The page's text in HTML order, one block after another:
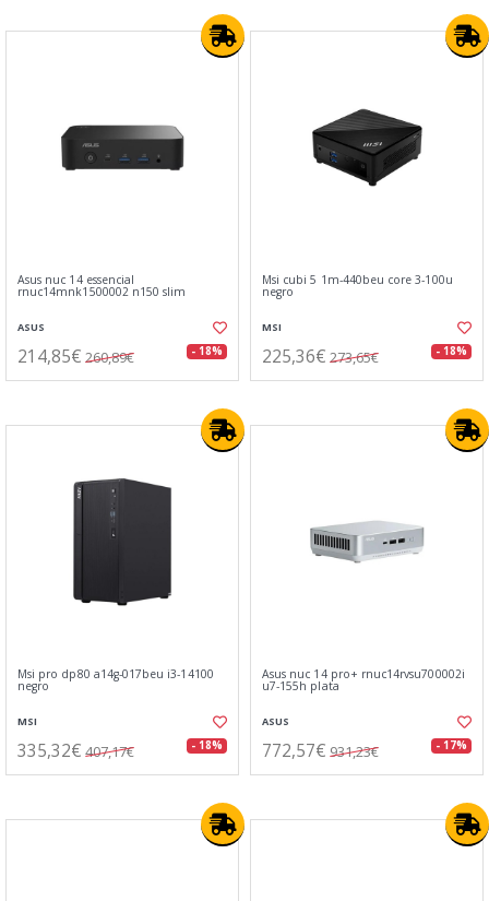
Asus nuc 14 essencial
rnuc14mnk1500002 n150 slim
ASUS
214,85€ 260,89€ - 18%
Msi cubi 5 1m-440beu core 3-100u
negro
MSI
225,36€ 273,65€ - 18%
Msi pro dp80 a14g-017beu i3-14100
negro
MSI
335,32€ 407,17€ - 18%
Asus nuc 14 pro+ rnuc14rvsu700002i
u7-155h plata
ASUS
772,57€ 931,23€ - 17%